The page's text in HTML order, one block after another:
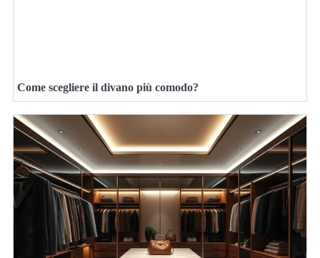
Come scegliere il divano più comodo?